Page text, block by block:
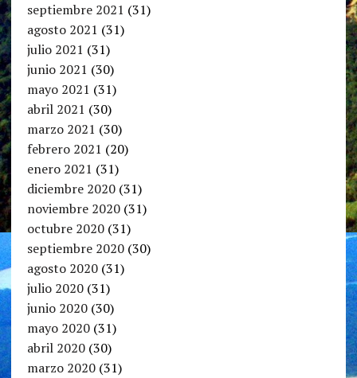
septiembre 2021 (31)
agosto 2021 (31)
julio 2021 (31)
junio 2021 (30)
mayo 2021 (31)
abril 2021 (30)
marzo 2021 (30)
febrero 2021 (20)
enero 2021 (31)
diciembre 2020(31)
noviembre 2020(31)
octubre 2020(31)
septiembre 2020(30)
agosto 2020(31)
julio 2020(31)
junio 2020(30)
mayo 2020(31)
abril 2020(30)
marzo 2020(31)